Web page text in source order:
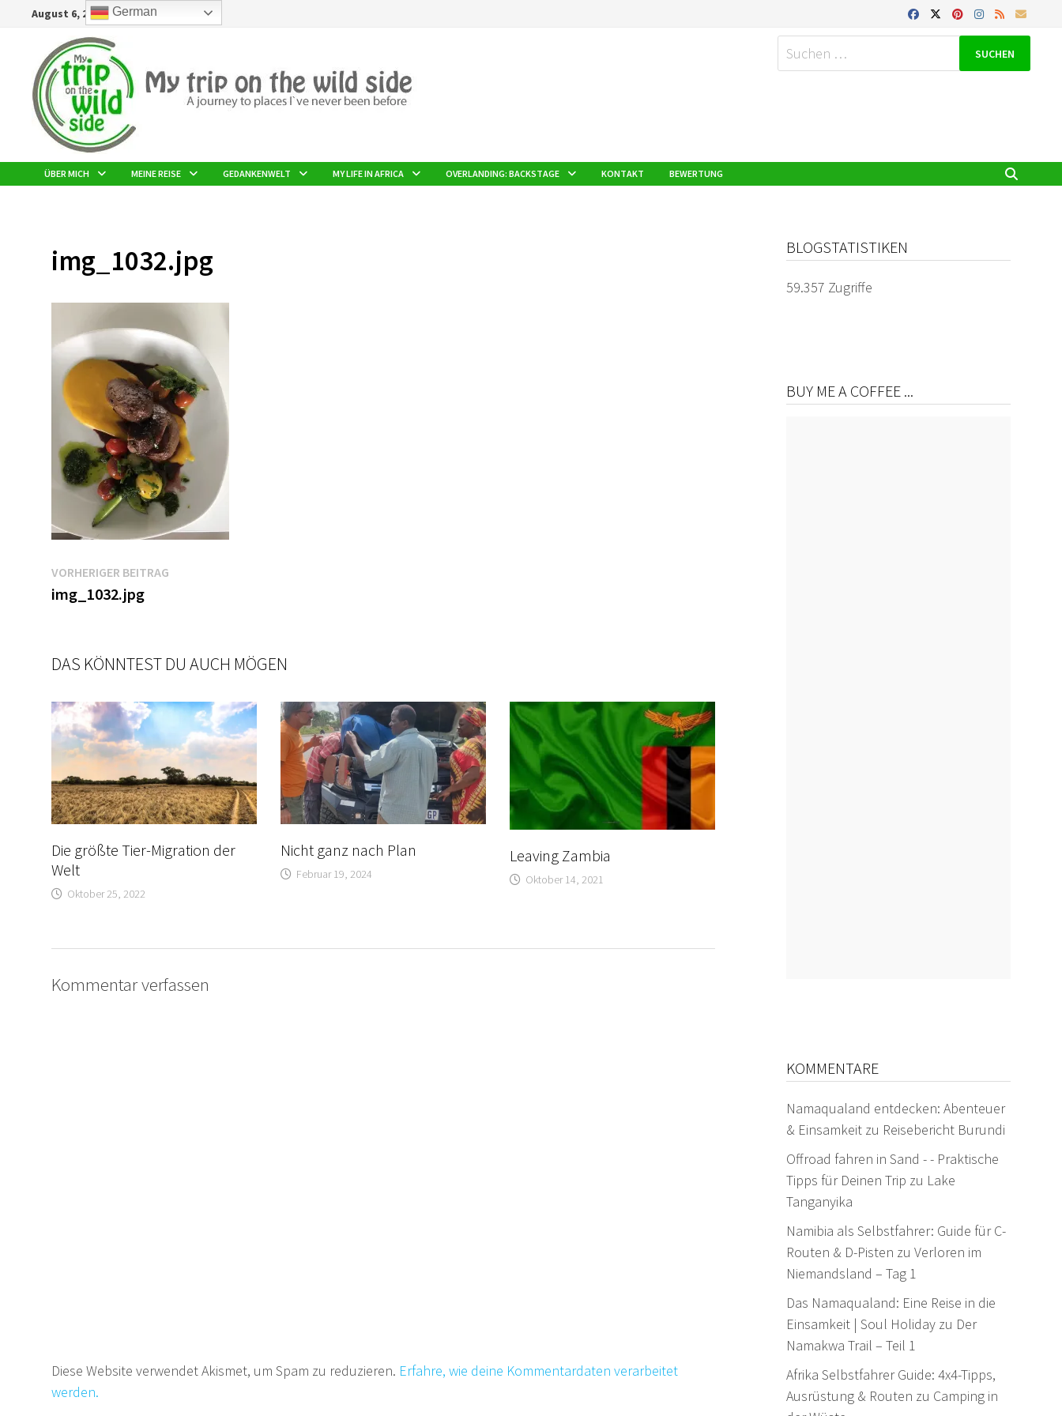
ZurückAugust 6, 2026
Suchen
nach:
ÜBER MICH MEINE REISE GEDANKENWELT MY LIFE IN AFRICA OVERLANDING: BACKSTAGE KONTAKT BEWERTUNG
img_1032.jpg
Beitragsnavigation
VORHERIGER BEITRAG
img_1032.jpg
DAS KÖNNTEST DU AUCH MÖGEN
Die größte Tier-Migration der
Welt
Oktober 25, 2022
Nicht ganz nach Plan
Februar 19, 2024
Leaving Zambia
Oktober 14, 2021
Kommentar verfassen
Diese Website verwendet Akismet, um Spam zu reduzieren. Erfahre, wie deine Kommentardaten verarbeitet
werden.
BLOGSTATISTIKEN
59.357 Zugriffe
BUY ME A COFFEE ...
KOMMENTARE
Namaqualand entdecken: Abenteuer
& Einsamkeitzu Reisebericht Burundi
Offroad fahren in Sand - - Praktische
Tipps für Deinen Trip zu Lake
Tanganyika
Namibia als Selbstfahrer: Guide für C-
Routen & D-Pisten zu Verloren im
Niemandsland – Tag 1
Das Namaqualand: Eine Reise in die
Einsamkeit | Soul Holidayzu Der
Namakwa Trail – Teil 1
Afrika Selbstfahrer Guide: 4x4-Tipps,
Ausrüstung & Routen zu Camping in
German